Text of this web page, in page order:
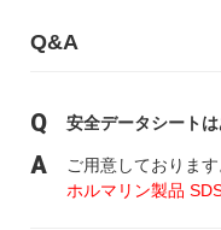
Q&A
安全データシートは
ご用意しておりま
ホルマリン製品